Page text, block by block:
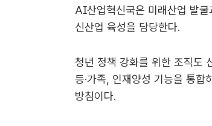
AI산업혁신국은 미래산업 발
신산업 육성을 담당한다.
청년 정책 강화를 위한 조직도
등·가족, 인재양성 기능을 통합
방침이다.